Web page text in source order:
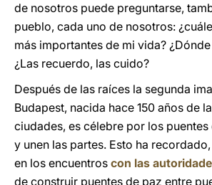
de nosotros puede preguntarse,
pueblo, cada uno de nosotros:
más importantes de mi vida?
¿Las recuerdo, las cuido?
Después de las raíces la segunda
Budapest, nacida hace 150 años de
ciudades, es célebre por los
y unen las partes. Esto ha
en los encuentros con las
de construir puentes de paz entre